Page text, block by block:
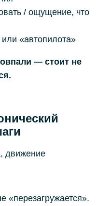
/ ощущение, что
или «автопилота»
— стоит не
движение
«перезагружается».